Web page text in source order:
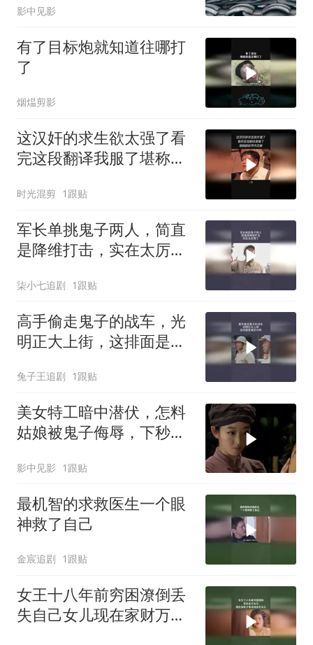
影中见影
有了目标炮就知道往哪打
了
烟煴剪影
这汉奸的求生欲太强了看
完这段翻译我服了堪称翻
时光混剪 1跟贴
军长单挑鬼子两人，简直
是降维打击，实在太厉害
柒小七追剧 1跟贴
高手偷走鬼子的战车，光
明正大上街，这排面是真
兔子王追剧 1跟贴
美女特工暗中潜伏，怎料
姑娘被鬼子侮辱，下秒队
影中见影 1跟贴
最机智的求救医生一个眼
神救了自己
金宸追剧 1跟贴
女王十八年前穷困潦倒丢
失自己女儿现在家财万贯